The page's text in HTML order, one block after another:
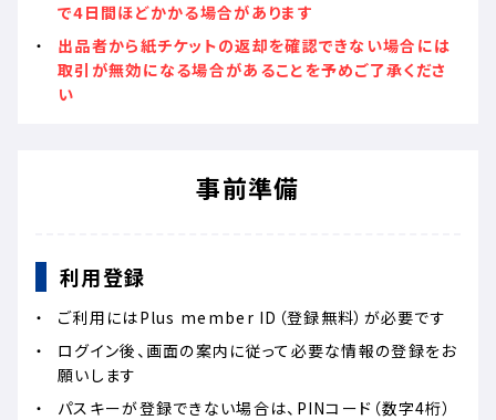
で4日間ほどかかる場合があります
出品者から紙チケットの返却を確認できない場合には
取引が無効になる場合があることを予めご了承くださ
い
事前準備
利用登録
ご利用にはPlus member ID（登録無料）が必要です
ログイン後、画面の案内に従って必要な情報の登録をお
願いします
パスキーが登録できない場合は、PINコード（数字4桁）